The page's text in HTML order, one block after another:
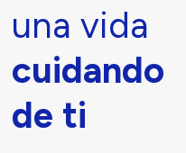
una vida
cuidando
de ti